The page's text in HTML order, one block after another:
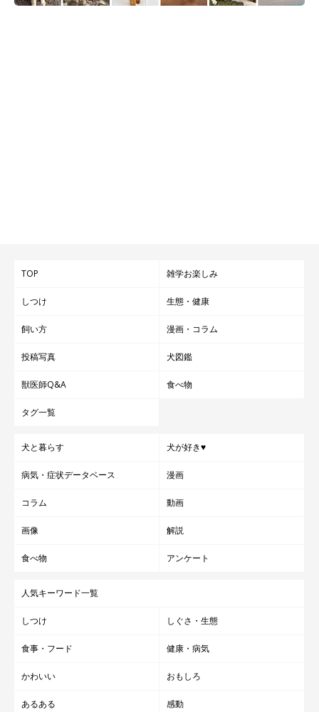
TOP 雑学お楽しみ
しつけ 生態・健康
飼い方 漫画・コラム
投稿写真 犬図鑑
獣医師Q&A 食べ物
タグ一覧
犬と暮らす 犬が好き♥
病気・症状データベース 漫画
コラム 動画
画像 解説
食べ物 アンケート
人気キーワード一覧
しつけ しぐさ・生態
食事・フード 健康・病気
かわいい おもしろ
あるある 感動